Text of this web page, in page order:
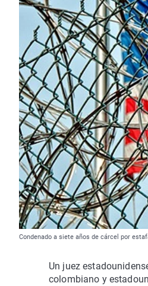
Condenado a siete años de cárcel por
Un juez
colombiano y